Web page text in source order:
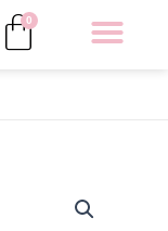
0
Kurv